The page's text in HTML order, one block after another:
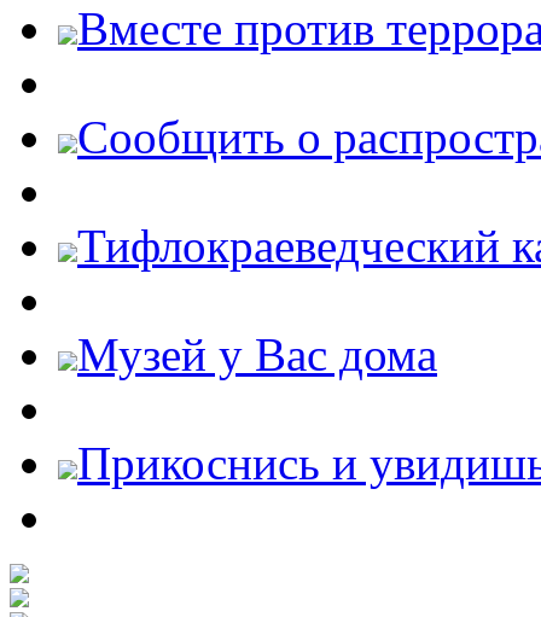
Вместе против
Cообщить о
Тифлокраеведческий
Музей у Вас дома
Прикоснись и